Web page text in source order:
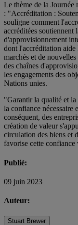
Le thème de la Journée
: "Accréditation :
souligne comment
accréditées soutiennent
d'approvisionnement
dont l'accréditation aide
marchés et de
des chaînes
les engagements des
Nations unies.
"Garantir la qualité et la
la confiance nécessaire
conséquent, des
création de valeur
circulation des biens et
favorise cette
Publié:
09 juin 2023
Auteur:
Stuart Brewer